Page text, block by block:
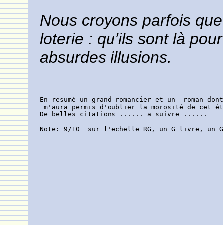
Nous croyons parfois
loterie : qu’ils sont là
absurdes illusions.
En resumé un grand romancier et un  roman
m'aura permis d'oublier la morosité de cet
De belles citations ...... à suivre ......
Note: 9/10  sur l'echelle RG, un G livre, un G